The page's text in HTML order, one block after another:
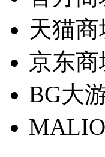
天猫商
京东商
BG大